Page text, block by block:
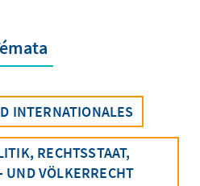
INTERNATIONALES
RECHTSSTAAT,
UND VÖLKERRECHT